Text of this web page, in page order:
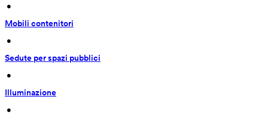
•
Mobili contenitori
•
Sedute per spazi pubblici
•
Illuminazione
•